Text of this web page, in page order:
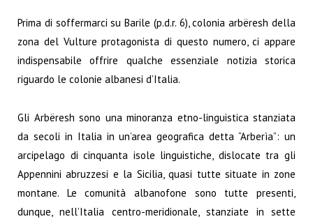
Prima di soffermarci su Barile (p.d.r. 6), colonia arbëresh della
zona del Vulture protagonista di questo numero, ci appare
indispensabile offrire qualche essenziale notizia storica
riguardo le colonie albanesi d’Italia.
Gli Arbëresh sono una minoranza etno-linguistica stanziata
da secoli in Italia in un’area geografica detta “Arberìa”: un
arcipelago di cinquanta isole linguistiche, dislocate tra gli
Appennini abruzzesi e la Sicilia, quasi tutte situate in zone
montane. Le comunità albanofone sono tutte presenti,
dunque, nell’Italia centro-meridionale, stanziate in sette